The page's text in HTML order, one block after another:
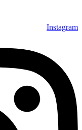
Instagram